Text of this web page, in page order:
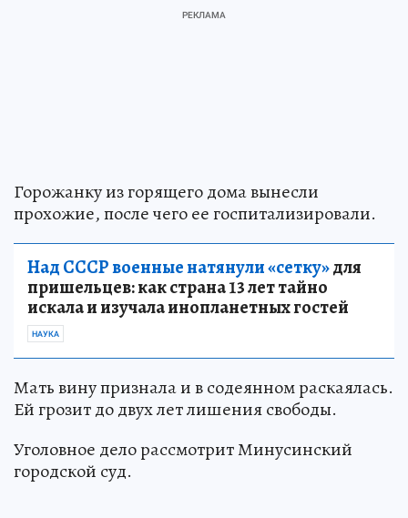
Горожанку из горящего дома вынесли
прохожие, после чего ее госпитализировали.
Над СССР военные натянули «сетку»для
пришельцев: как страна 13 лет тайно
искала и изучала инопланетных гостей
НАУКА
Мать вину признала и в содеянном раскаялась.
Ей грозит до двух лет лишения свободы.
Уголовное дело рассмотрит Минусинский
городской суд.